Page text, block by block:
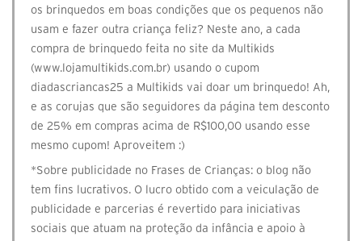
os brinquedos em boas condições que os pequenos não
usam e fazer outra criança feliz? Neste ano, a cada
compra de brinquedo feita no site da Multikids
(www.lojamultikids.com.br) usando o cupom
diadascriancas25 a Multikids vai doar um brinquedo! Ah,
e as corujas que são seguidores da página tem desconto
de 25% em compras acima de R$100,00 usando esse
mesmo cupom! Aproveitem :)
*Sobre publicidade no Frases de Crianças: o blog não
tem fins lucrativos. O lucro obtido com a veiculação de
publicidade e parcerias é revertido para iniciativas
sociais que atuam na proteção da infância e apoio à